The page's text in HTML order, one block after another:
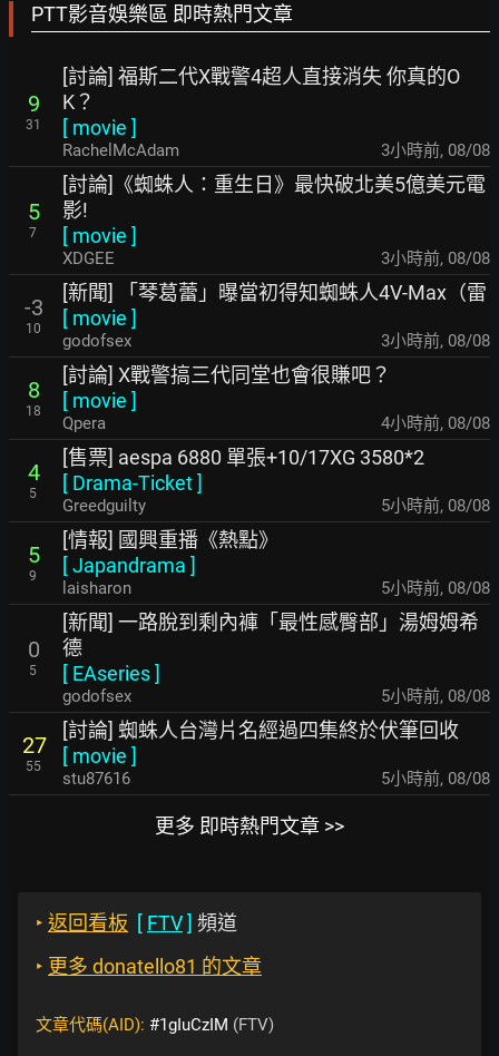
PTT影音娛樂區 即時熱門文章
9
31
[討論] 福斯二代X戰警4超人直接消失 你真的O
K？
[ movie ]
RachelMcAdam 3小時前, 08/08
5
7
[討論]《蜘蛛人：重生日》最快破北美5億美元電
影!
[ movie ]
XDGEE 3小時前, 08/08
-3
10
[新聞] 「琴葛蕾」曝當初得知蜘蛛人4V-Max（雷
[ movie ]
godofsex 3小時前, 08/08
8
18
[討論] X戰警搞三代同堂也會很賺吧？
[ movie ]
Qpera 4小時前, 08/08
4
5
[售票] aespa 6880 單張+10/17XG 3580*2
[ Drama-Ticket]
Greedguilty 5小時前, 08/08
5
9
[情報] 國興重播《熱點》
[Japandrama ]
laisharon 5小時前, 08/08
0
5
[新聞] 一路脫到剩內褲「最性感臀部」湯姆姆希
德
[ EAseries]
godofsex 5小時前, 08/08
27
55
[討論] 蜘蛛人台灣片名經過四集終於伏筆回收
[ movie ]
stu87616 5小時前, 08/08
更多 即時熱門文章 >>
‣ 返回看板 [ FTV] 頻道
‣ 更多 donatello81 的文章
文章代碼(AID): #1gIuCzIM (FTV)